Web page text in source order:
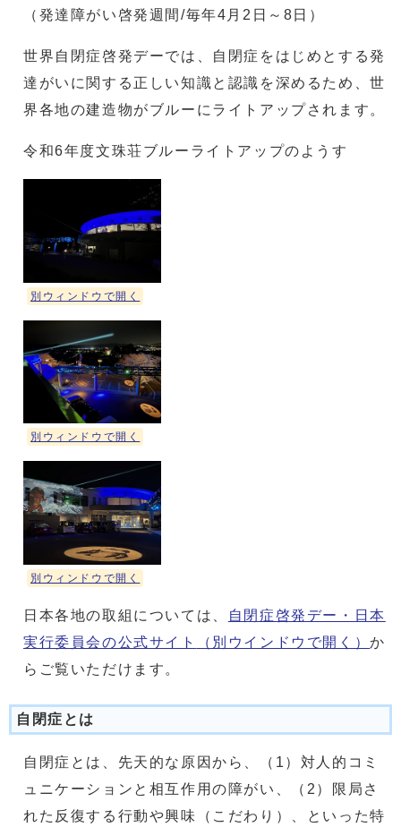
（発達障がい啓発週間/毎年4月2日～8日）
世界自閉症啓発デーでは、自閉症をはじめとする発
達がいに関する正しい知識と認識を深めるため、世
界各地の建造物がブルーにライトアップされます。
令和6年度文珠荘ブルーライトアップのようす
別ウィンドウで開く
別ウィンドウで開く
別ウィンドウで開く
日本各地の取組については、
自閉症啓発デー・日本
実行委員会の公式サイト
（別ウインドウで開く）か
らご覧いただけます。
自閉症とは
自閉症とは、先天的な原因から、（1）対人的コミ
ュニケーションと相互作用の障がい、（2）限局さ
れた反復する行動や興味（こだわり）、といった特